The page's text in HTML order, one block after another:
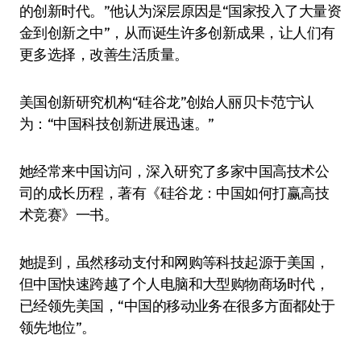
的创新时代。”他认为深层原因是“国家投入了大量资
金到创新之中”，从而诞生许多创新成果，让人们有
更多选择，改善生活质量。
美国创新研究机构“硅谷龙”创始人丽贝卡·范宁认
为：“中国科技创新进展迅速。”
她经常来中国访问，深入研究了多家中国高技术公
司的成长历程，著有《硅谷龙：中国如何打赢高技
术竞赛》一书。
她提到，虽然移动支付和网购等科技起源于美国，
但中国快速跨越了个人电脑和大型购物商场时代，
已经领先美国，“中国的移动业务在很多方面都处于
领先地位”。